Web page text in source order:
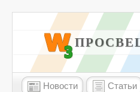
W3
Новости Статьи